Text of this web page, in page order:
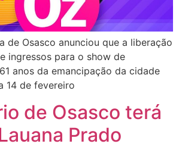
de Osasco anunciou que a liberação
ingressos para o show de
anos da emancipação da cidade
14 de fevereiro
de Osasco terá
Prado